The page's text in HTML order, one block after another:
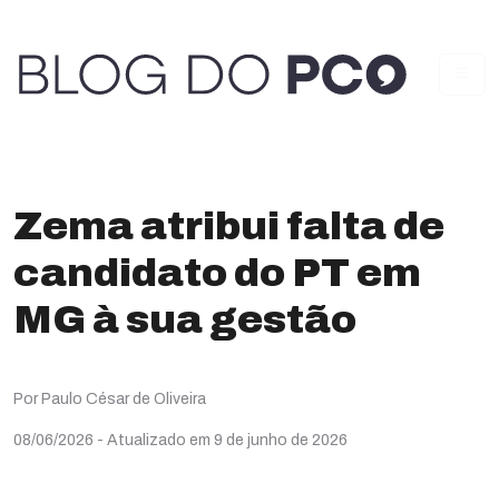
Zema atribui falta de
candidato do PT em
MG à sua gestão
Por Paulo César de Oliveira
08/06/2026 - Atualizado em 9 de junho de 2026